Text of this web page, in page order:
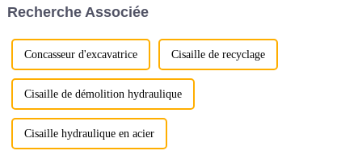
Recherche Associée
Concasseur d'excavatrice Cisaille de recyclage
Cisaille de démolition hydraulique
Cisaille hydraulique en acier